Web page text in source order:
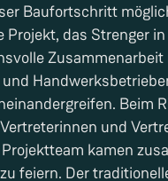
Baufortschritt
Projekt, das Strenger
Beim
und
kamen
feiern. Der